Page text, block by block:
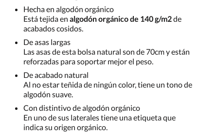
Hecha en algodón orgánico
Está tejida en algodón orgánico de 140 g/m2de
acabados cosidos.
De asas largas
Las asas de esta bolsa natural son de 70cm y están
reforzadas para soportar mejor el peso.
De acabado natural
Al no estar teñida de ningún color, tiene un tono de
algodón suave.
Con distintivo de algodón orgánico
En uno de sus laterales tiene una etiqueta que
indica su origen orgánico.